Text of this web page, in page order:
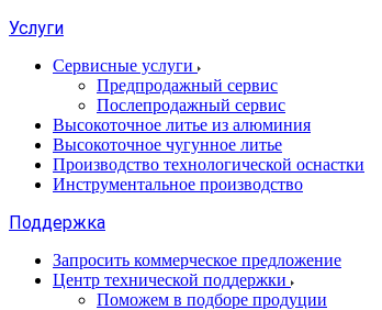
Услуги
Сервисные услуги
Предпродажный сервис
Послепродажный сервис
Высокоточное литье из алюминия
Высокоточное чугунное литье
Производство технологической оснастки
Инструментальное производство
Поддержка
Запросить коммерческое предложение
Центр технической поддержки
Поможем в подборе продуции